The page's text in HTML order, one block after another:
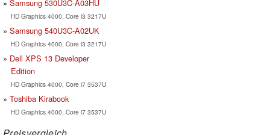
Samsung 530U3C-A03HU
HD Graphics 4000, Core i3 3217U
Samsung 540U3C-A02UK
HD Graphics 4000, Core i3 3217U
Dell XPS 13 Developer
Edition
HD Graphics 4000, Core i7 3537U
Toshiba Kirabook
HD Graphics 4000, Core i7 3537U